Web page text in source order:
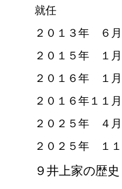
就任
２０１３年 ６
２０１５年 １
２０１６年 １月
２０１６年１１
２０２５年 ４月
２０２５年 １
９ 井上家の歴史